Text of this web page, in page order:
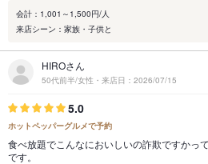
会計：1,001～1,500円/人
来店シーン：家族・子供と
HIROさん
50代前半/女性・来店日：2026/07/15
5.0
ホットペッパーグルメで予約
食べ放題でこんなにおいしいの詐欺ですかっ
です。